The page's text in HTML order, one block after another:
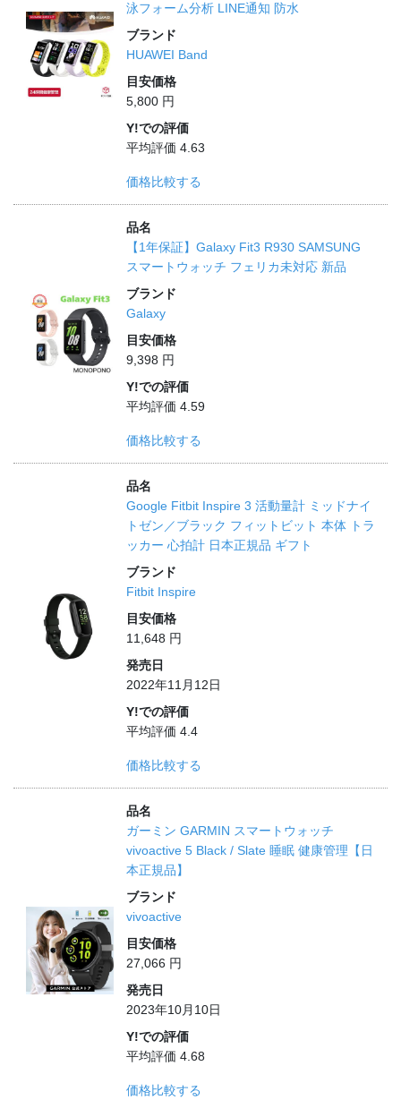
泳フォーム分析 LINE通知 防水
ブランド
HUAWEI Band
目安価格
5,800 円
Y!での評価
平均評価 4.63
価格比較する
品名
【1年保証】Galaxy Fit3 R930 SAMSUNG
スマートウォッチ フェリカ未対応 新品
ブランド
Galaxy
目安価格
9,398 円
Y!での評価
平均評価 4.59
価格比較する
品名
Google Fitbit Inspire 3 活動量計 ミッドナイ
トゼン／ブラック フィットビット 本体 トラ
ッカー 心拍計 日本正規品 ギフト
ブランド
Fitbit Inspire
目安価格
11,648 円
発売日
2022年11月12日
Y!での評価
平均評価 4.4
価格比較する
品名
ガーミン GARMIN スマートウォッチ
vivoactive 5 Black / Slate 睡眠 健康管理【日
本正規品】
ブランド
vivoactive
目安価格
27,066 円
発売日
2023年10月10日
Y!での評価
平均評価 4.68
価格比較する